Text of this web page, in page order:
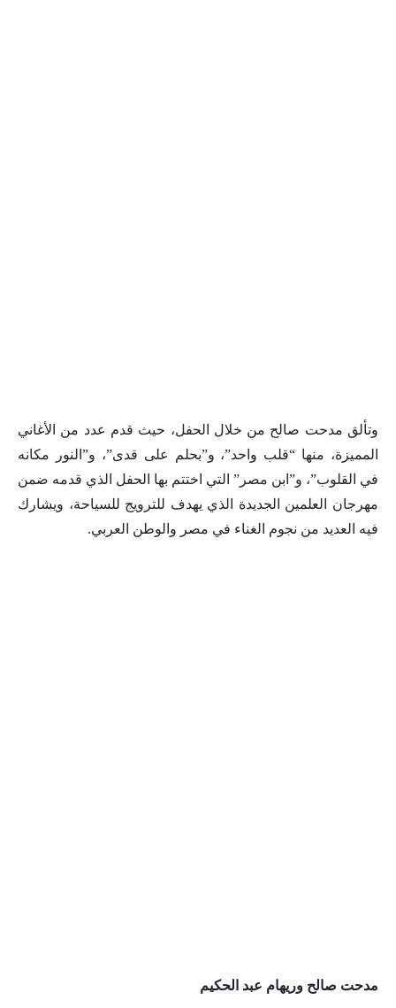
وتألق مدحت صالح من خلال الحفل، حيث قدم عدد من الأغاني
المميزة، منها “قلب واحد”، و”بحلم على قدى”، و”النور مكانه
في القلوب”، و”ابن مصر” التي اختتم بها الحفل الذي قدمه ضمن
مهرجان العلمين الجديدة الذي يهدف للترويج للسياحة، ويشارك
فيه العديد من نجوم الغناء في مصر والوطن العربي.
مدحت صالح وريهام عبد الحكيم